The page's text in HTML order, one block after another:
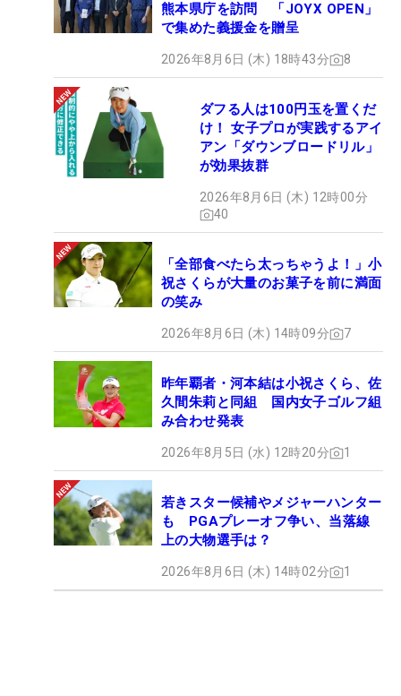
熊本県庁を訪問 「JOYX OPEN」
で集めた義援金を贈呈
2026年8月6日 (木) 18時43分 8
ダフる人は100円玉を置くだ
け！ 女子プロが実践するアイ
アン「ダウンブロードリル」
が効果抜群
2026年8月6日 (木) 12時00分
40
「全部食べたら太っちゃうよ！」小
祝さくらが大量のお菓子を前に満面
の笑み
2026年8月6日 (木) 14時09分 7
昨年覇者・河本結は小祝さくら、佐
久間朱莉と同組 国内女子ゴルフ組
み合わせ発表
2026年8月5日 (水) 12時20分 1
若きスター候補やメジャーハンター
も PGAプレーオフ争い、当落線
上の大物選手は？
2026年8月6日 (木) 14時02分 1